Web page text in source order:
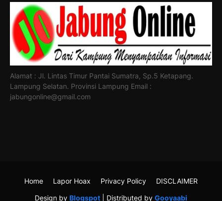
Alamat : Jl. Lintas Timur Pantai Sumatra, Sp.5 Ketapang.
Lampung Selatan. Provinsi Lampung Email :
jabungonline@gmail.com
Design by Blogspot | Distributed by Gooyaabi
Home Lapor Hoax Privacy Policy DISCLAIMER